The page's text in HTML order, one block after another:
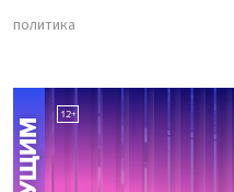
политика